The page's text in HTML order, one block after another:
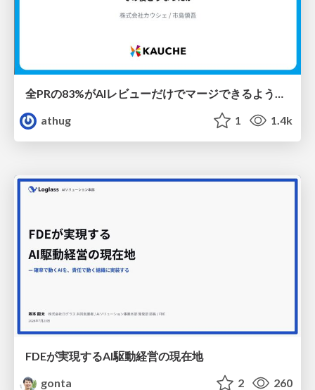
全PRの83%がAIレビューだけでマージできるようになった開発組織はその後どうなったか
athug
1 1.4k
FDEが実現するAI駆動経営の現在地
gonta
2 260